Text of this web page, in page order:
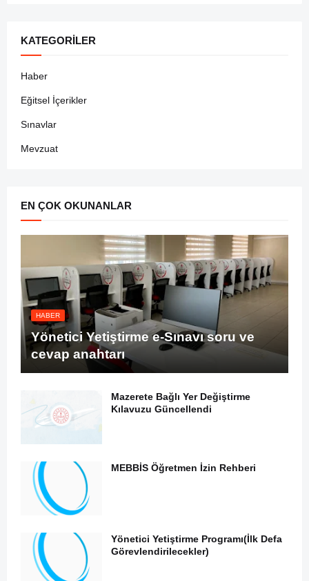
KATEGORILER
Haber
Eğitsel İçerikler
Sınavlar
Mevzuat
EN ÇOK OKUNANLAR
HABER
Yönetici Yetiştirme e-Sınavı soru ve
cevap anahtarı
Mazerete Bağlı Yer Değiştirme
Kılavuzu Güncellendi
MEBBİS Öğretmen İzin Rehberi
Yönetici Yetiştirme Programı(İlk Defa
Görevlendirilecekler)